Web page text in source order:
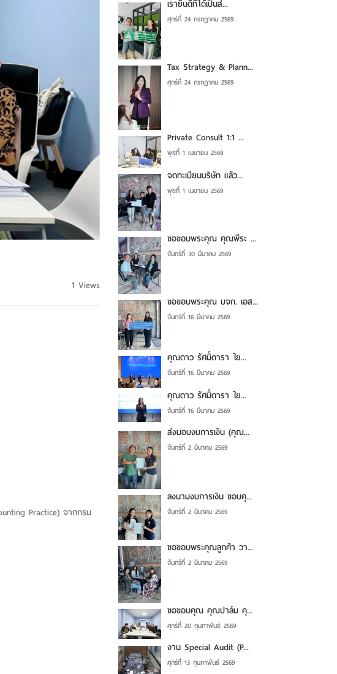
1 Views
Practice) จากกรม
เรายินดีที่ได้เป็นส่...
ศุกร์ที่ 24 กรกฎาคม 2569
Tax Strategy & Plann...
ศุกร์ที่ 24 กรกฎาคม 2569
Private Consult 1:1 ...
พุธที่ 1 เมษายน 2569
จดทะเบียนบริษัท แล้ว...
พุธที่ 1 เมษายน 2569
ขอขอบพระคุณ คุณพีระ ...
จันทร์ที่ 30 มีนาคม 2569
ขอขอบพระคุณ บจก. เอส...
จันทร์ที่ 16 มีนาคม 2569
คุณดาว รัศมิ์ดารา ใย...
จันทร์ที่ 16 มีนาคม 2569
คุณดาว รัศมิ์ดารา ใย...
จันทร์ที่ 16 มีนาคม 2569
ส่งมอบงบการเงิน (คุณ...
จันทร์ที่ 2 มีนาคม 2569
ลงนามงบการเงิน ขอบคุ...
จันทร์ที่ 2 มีนาคม 2569
ขอขอบพระคุณลูกค้า วา...
จันทร์ที่ 2 มีนาคม 2569
ขอขอบคุณ คุณปาล์ม คุ...
ศุกร์ที่ 20 กุมภาพันธ์ 2569
งาน Special Audit (P...
ศุกร์ที่ 13 กุมภาพันธ์ 2569